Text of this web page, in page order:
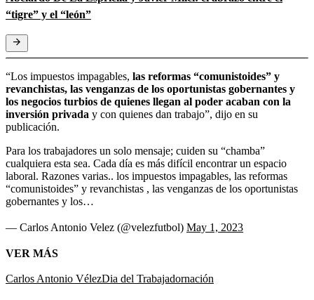
“tigre” y el “león”
“Los impuestos impagables, las reformas “comunistoides” y
revanchistas, las venganzas de los oportunistas gobernantes y
los negocios turbios de quienes llegan al poder acaban con la
inversión privada y con quienes dan trabajo”, dijo en su
publicación.
Para los trabajadores un solo mensaje; cuiden su “chamba”
cualquiera esta sea. Cada día es más difícil encontrar un espacio
laboral. Razones varias.. los impuestos impagables, las reformas
“comunistoides” y revanchistas , las venganzas de los oportunistas
gobernantes y los…
— Carlos Antonio Velez (@velezfutbol) May 1, 2023
VER MÁS
Carlos Antonio VélezDia del Trabajadornación